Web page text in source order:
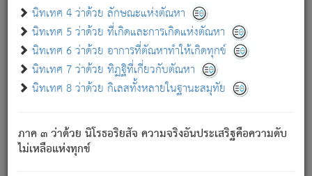
นิทเทศ 4 ว่าด้วย ลักษณะแห่งตัณหา
นิทเทศ 5 ว่าด้วย ที่เกิดและการเกิดแห่งตัณหา
นิทเทศ 6 ว่าด้วย อาการที่ตัณหาทำให้เกิดทุกข์
นิทเทศ 7 ว่าด้วย ทิฏฐิที่เกี่ยวกับตัณหา
นิทเทศ 8 ว่าด้วย กิเลสทั้งหลายในฐานะสมุทัย
ภาค ๓ ว่าด้วย นิโรธอริยสัจ ความจริงอันประเสริฐคือความดับ
ไม่เหลือแห่งทุกข์
อย่างนี้อยู่; เขาย่อมละภวตัณหาได้ และไม่เพลิดเพลินวิภวตัณหา
ด้วย.
ความดับเพราะความสำรอกไม่เหลือ (แห่งภพทั้งหลาย)
เพราะความสิ้นไปแห่งตัณหาโดยประการทั้งปวง นั้นคือ
นิพพาน.
ภพใหม่ย่อมไม่มีแก่ภิกษุนั้น ผู้ดับเย็นสนิทแล้ว เพราะไม่มี
ภิกษุนั้น เป็นผู้ครอบงำมารได้แล้ว ชนะสงครามแล้ว ก้าวล่วง
ภพทั้งหลายทั้งปวงได้แล้ว เป็นผู้คงที่ (คือไม่เปลี่ยนแปลงอีกต่อ